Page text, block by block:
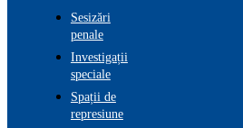
Sesizări
penale
Investigații
speciale
Spații de
represiune